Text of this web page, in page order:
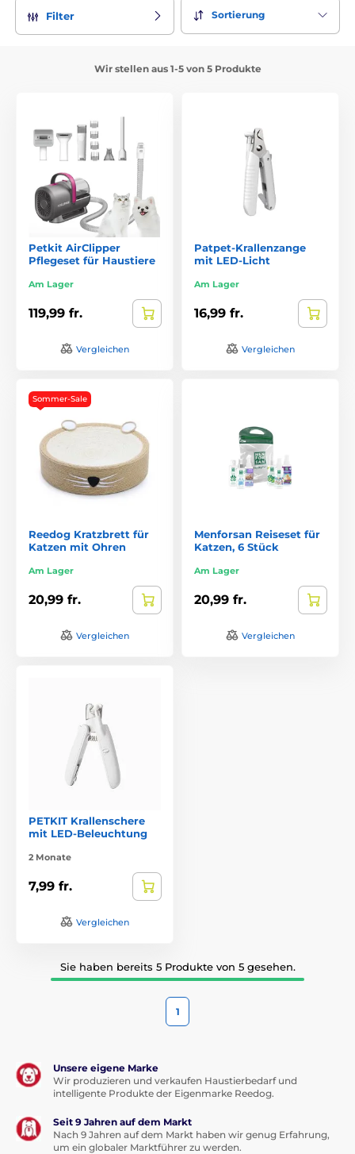
Filter Sortierung
Wir stellen aus 1-5 von 5 Produkte
Petkit AirClipper
Pflegeset für Haustiere
Am Lager
119,99 fr.
Vergleichen
Patpet-Krallenzange
mit LED-Licht
Am Lager
16,99 fr.
Vergleichen
Sommer-Sale
Reedog Kratzbrett für
Katzen mit Ohren
Am Lager
20,99 fr.
Vergleichen
Menforsan Reiseset für
Katzen, 6 Stück
Am Lager
20,99 fr.
Vergleichen
PETKIT Krallenschere
mit LED-Beleuchtung
2 Monate
7,99 fr.
Vergleichen
Sie haben bereits 5 Produkte von 5 gesehen.
1
Unsere eigene Marke
Wir produzieren und verkaufen Haustierbedarf und
intelligente Produkte der Eigenmarke Reedog.
Seit 9 Jahren auf dem Markt
Nach 9 Jahren auf dem Markt haben wir genug Erfahrung,
um ein globaler Marktführer zu werden.